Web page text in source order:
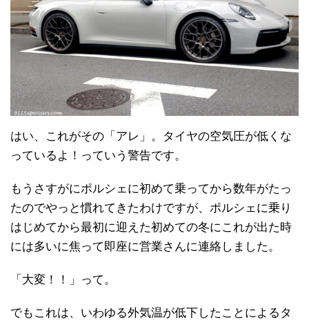
はい、これがその「アレ」。タイヤの空気圧が低くな
っているよ！っていう警告です。
もうさすがにポルシェに初めて乗ってから数年がたっ
たのでやっと慣れてきたわけですが、ポルシェに乗り
はじめてから最初に迎えた初めての冬にこれが出た時
には多いに焦って即座に営業さんに連絡しました。
「大変！！」って。
でもこれは、いわゆる外気温が低下したことによるタ